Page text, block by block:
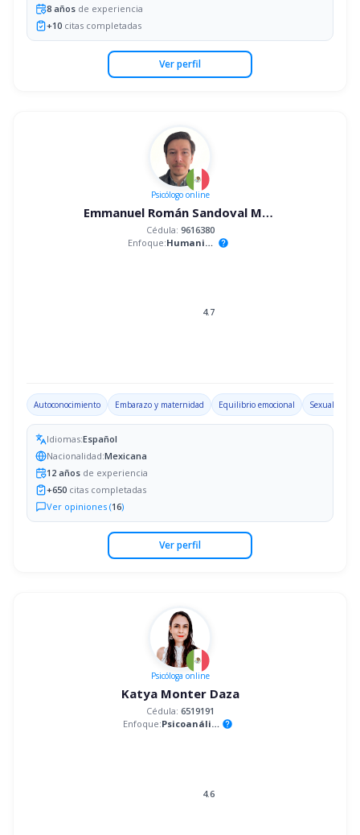
8 años de experiencia
+10 citas completadas
Ver perfil
Psicólogoonline
Emmanuel Román Sandoval Mandujano
Cédula: 9616380
Enfoque:
Humanista help
4.7
Autoconocimiento Embarazo y maternidad Equilibrio emocional Sexualidad
Idiomas:Español
Nacionalidad:Mexicana
12 años de experiencia
+650 citas completadas
Ver opiniones (16)
Ver perfil
Psicóloga online
Katya Monter Daza
Cédula: 6519191
Enfoque:
Psicoanálisis help
4.6